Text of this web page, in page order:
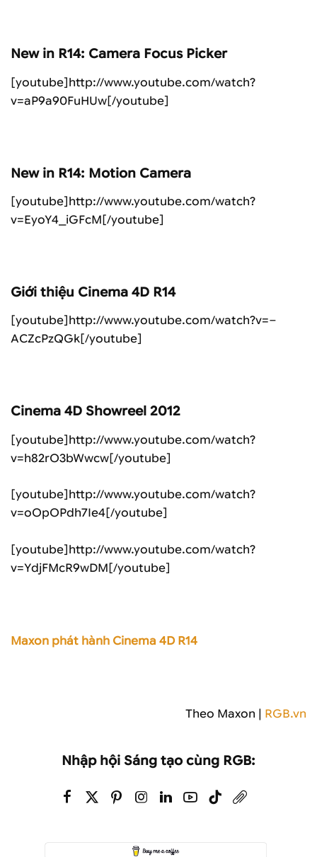
New in R14: Camera Focus Picker
[youtube]http://www.youtube.com/watch?
v=aP9a90FuHUw[/youtube]
New in R14: Motion Camera
[youtube]http://www.youtube.com/watch?
v=EyoY4_iGFcM[/youtube]
Giới thiệu Cinema 4D R14
[youtube]http://www.youtube.com/watch?v=–
ACZcPzQGk[/youtube]
Cinema 4D Showreel 2012
[youtube]http://www.youtube.com/watch?
v=h82rO3bWwcw[/youtube]
[youtube]http://www.youtube.com/watch?
v=oOpOPdh7Ie4[/youtube]
[youtube]http://www.youtube.com/watch?
v=YdjFMcR9wDM[/youtube]
Maxon phát hành Cinema 4D R14
Theo Maxon | RGB.vn
Nhập hội Sáng tạo cùng RGB: